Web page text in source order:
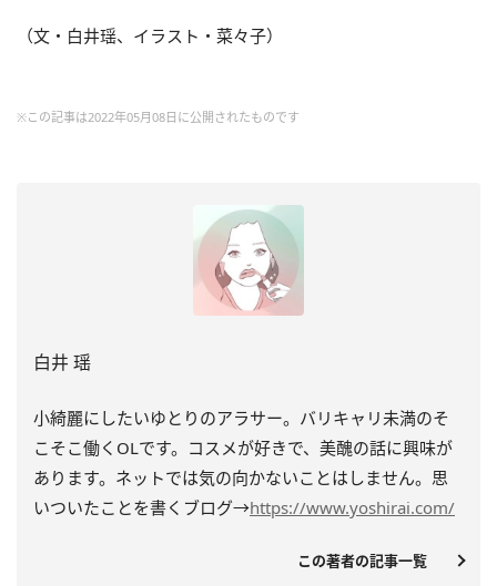
（文・白井瑶、イラスト・菜々子）
※この記事は2022年05月08日に公開されたものです
白井 瑶
小綺麗にしたいゆとりのアラサー。 バリキャリ未満のそ
こそこ働くOLです。コスメが好きで、 美醜の話に興味が
あります。 ネットでは気の向かないことはしません。 思
いついたことを書くブログ→https://www.yoshirai.com/
この著者の記事一覧